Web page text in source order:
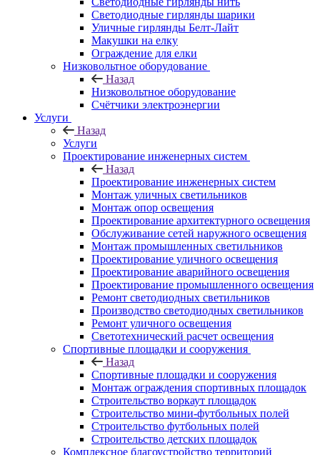
Светодиодные гирлянды шарики
Уличные гирлянды Белт-Лайт
Макушки на елку
Ограждение для елки
Низковольтное оборудование
Назад
Низковольтное оборудование
Счётчики электроэнергии
Услуги
Назад
Услуги
Проектирование инженерных систем
Назад
Проектирование инженерных систем
Монтаж уличных светильников
Монтаж опор освещения
Проектирование архитектурного освещения
Обслуживание сетей наружного освещения
Монтаж промышленных светильников
Проектирование уличного освещения
Проектирование аварийного освещения
Проектирование промышленного освещения
Ремонт светодиодных светильников
Производство светодиодных светильников
Ремонт уличного освещения
Светотехнический расчет освещения
Спортивные площадки и сооружения
Назад
Спортивные площадки и сооружения
Монтаж ограждения спортивных площадок
Строительство воркаут площадок
Строительство мини-футбольных полей
Строительство футбольных полей
Строительство детских площадок
Комплексное благоустройство территорий